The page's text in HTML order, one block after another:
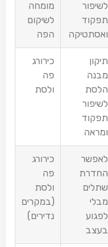
לשיפור
תפקוד
ואסתטיקה
מומחה
לשיקום
הפה
תיקון
מבנה
הלסת
לשיפור
תפקוד
ומראה
כירורג
פה
ולסת
לאפשר
החדרת
שתלים
מבלי
לפגוע
בעצב
כירורג
פה
ולסת
(במקרים
נדירים)